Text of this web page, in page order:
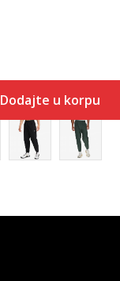
Dodajte u korpu